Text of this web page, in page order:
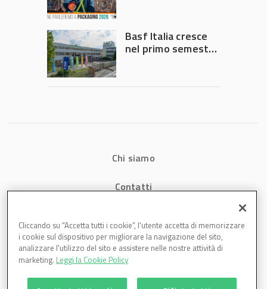
Governo
Basf Italia cresce
nel primo semestre
Chi siamo
Contatti
Cookies
Cliccando su “Accetta tutti i cookie”, l'utente accetta di memorizzare
i cookie sul dispositivo per migliorare la navigazione del sito,
analizzare l'utilizzo del sito e assistere nelle nostre attività di
marketing. Leggi la Cookie Policy